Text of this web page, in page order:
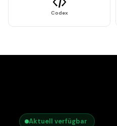
Codex
Aktuell verfügbar